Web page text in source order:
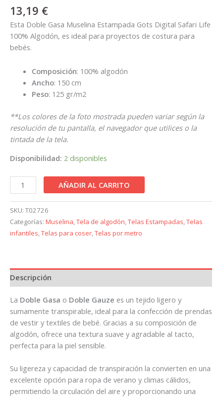
13,19 €
Esta Doble Gasa Muselina Estampada Gots Digital Safari Life
100% Algodón, es ideal para proyectos de costura para
bebés.
Composición: 100% algodón
Ancho: 150 cm
Peso: 125 gr/m2
**Los colores de la foto mostrada pueden variar según la
resolución de tu pantalla, el navegador que utilices o la
tintada de la tela.
Disponibilidad: 2 disponibles
AÑADIR AL CARRITO
SKU: T02726
Categorías: Muselina,Tela de algodón,Telas Estampadas,Telas
infantiles,Telas para coser,Telas por metro
Descripción
La Doble Gasa o Doble Gauze es un tejido ligero y
sumamente transpirable, ideal para la confección de prendas
de vestir y textiles de bebé. Gracias a su composición de
algodón, ofrece una textura suave y agradable al tacto,
perfecta para la piel sensible.
Su ligereza y capacidad de transpiración la convierten en una
excelente opción para ropa de verano y climas cálidos,
permitiendo la circulación del aire y proporcionando una